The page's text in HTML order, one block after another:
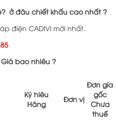
ở đâu chiết khấu cao nhất ?
điện CADIVI mới nhất.
bao nhiêu ?
Ký hiêu
Hãng
Đơn vị
Đơn gía
gốc
Chưa
thuế